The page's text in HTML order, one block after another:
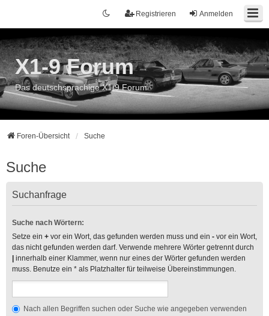
Anmelden
Registrieren
X1-9 Forum
Das deutschsprachige X1/9 Forum
Foren-Übersicht Suche
Suche
Suchanfrage
Suche nach Wörtern:
Setze ein + vor ein Wort, das gefunden werden muss und ein - vor ein Wort,
das nicht gefunden werden darf. Verwende mehrere Wörter getrennt durch
innerhalb einer Klammer, wenn nur eines der Wörter gefunden werden
muss. Benutze ein * als Platzhalter für teilweise Übereinstimmungen.
Nach allen Begriffen suchen oder Suche wie angegeben verwenden